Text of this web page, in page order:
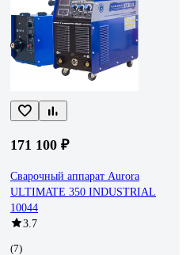
171 100 ₽
Сварочный аппарат Aurora
ULTIMATE 350 INDUSTRIAL
10044
3.7
(7)